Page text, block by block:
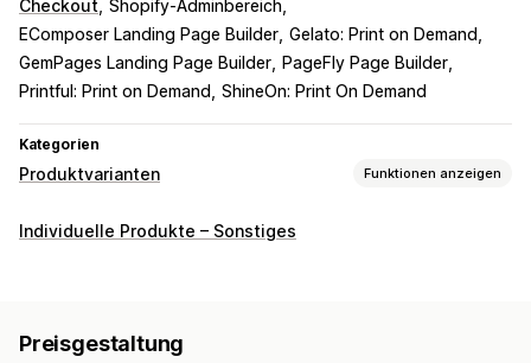
Checkout Shopify-Adminbereich
EComposer Landing Page Builder Gelato: Print on Demand
GemPages Landing Page Builder
PageFly Page Builder
Printful: Print on Demand
ShineOn: Print On Demand
Kategorien
Produktvarianten Funktionen anzeigen
Anpassung
Geschenkverpackung
Individuelle Produkte – Sonstiges
Preisgestaltung